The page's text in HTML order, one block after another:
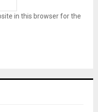
in this browser for the